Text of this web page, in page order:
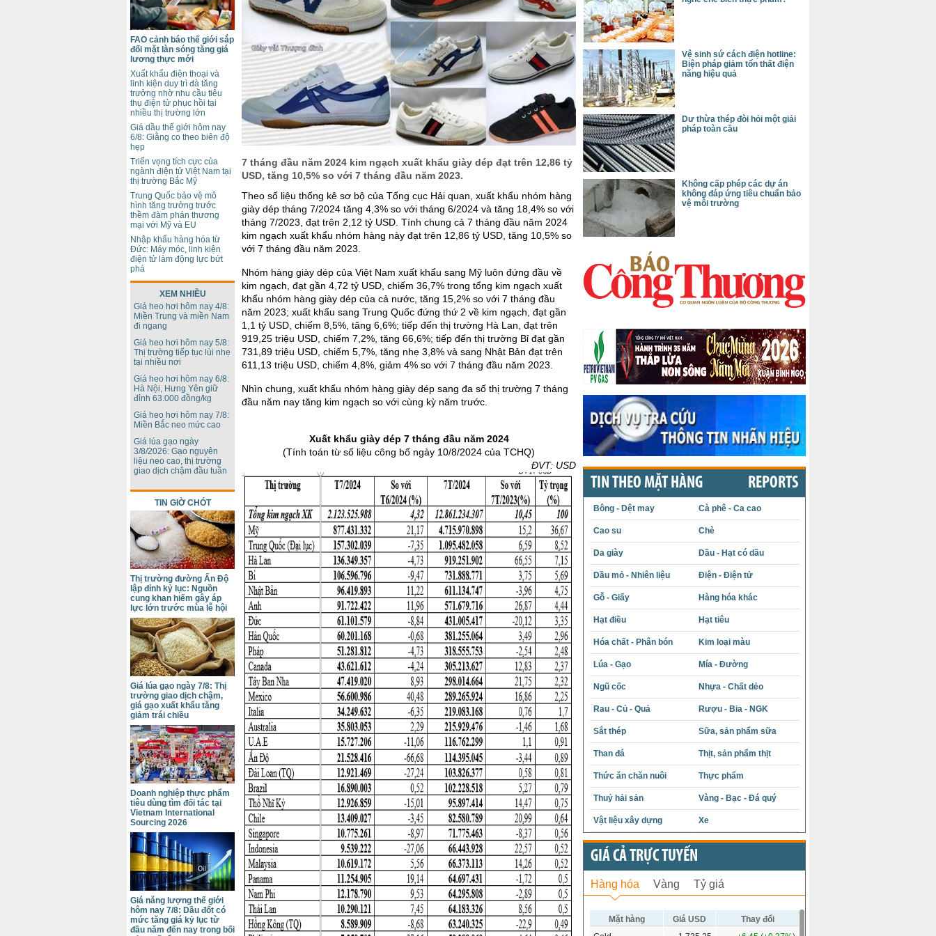
7 tháng đầu năm 2024 kim ngạch xuất khẩu giày dép đạt trên 12,86 tỷ
USD, tăng 10,5% so với 7 tháng đầu năm 2023.
Theo số liệu thống kê sơ bộ của Tổng cục Hải quan, xuất khẩu nhóm hàng
giày dép tháng 7/2024 tăng 4,3% so với tháng 6/2024 và tăng 18,4% so với
tháng 7/2023, đạt trên 2,12 tỷ USD. Tính chung cả 7 tháng đầu năm 2024
kim ngạch xuất khẩu nhóm hàng này đạt trên 12,86 tỷ USD, tăng 10,5% so
với 7 tháng đầu năm 2023.
Nhóm hàng giày dép của Việt Nam xuất khẩu sang Mỹ luôn đứng đầu về
kim ngạch, đạt gần 4,72 tỷ USD, chiếm 36,7% trong tổng kim ngạch xuất
khẩu nhóm hàng giày dép của cả nước, tăng 15,2% so với 7 tháng đầu
năm 2023; xuất khẩu sang Trung Quốc đứng thứ 2 về kim ngạch, đạt gần
1,1 tỷ USD, chiếm 8,5%, tăng 6,6%; tiếp đến thị trường Hà Lan, đạt trên
919,25 triệu USD, chiếm 7,2%, tăng 66,6%; tiếp đến thị trường Bỉ đạt gần
731,89 triệu USD, chiếm 5,7%, tăng nhẹ 3,8% và sang Nhật Bản đạt trên
611,13 triệu USD, chiếm 4,8%, giảm 4% so với 7 tháng đầu năm 2023.
Nhìn chung, xuất khẩu nhóm hàng giày dép sang đa số thị trường 7 tháng
đầu năm nay tăng kim ngạch so với cùng kỳ năm trước.
Xuất khẩu giày dép 7 tháng đầu năm 2024
(Tính toán từ số liệu công bố ngày 10/8/2024 của TCHQ)
ĐVT: USD
FAO cảnh báo thế giới sắp
đối mặt làn sóng tăng giá
lương thực mới
Xuất khẩu điện thoại và
linh kiện duy trì đà tăng
trưởng nhờ nhu cầu tiêu
thụ điện tử phục hồi tại
nhiều thị trường lớn
Giá dầu thế giới hôm nay
6/8: Giằng co theo biên độ
hẹp
Triển vọng tích cực của
ngành điện tử Việt Nam tại
thị trường Bắc Mỹ
Trung Quốc bảo vệ mô
hình tăng trưởng trước
thềm đàm phán thương
mại với Mỹ và EU
Nhập khẩu hàng hóa từ
Đức: Máy móc, linh kiện
điện tử làm động lực bứt
phá
XEM NHIỀU
Giá heo hơi hôm nay 4/8:
Miền Trung và miền Nam
đi ngang
Giá heo hơi hôm nay 5/8:
Thị trường tiếp tục lùi nhẹ
tại nhiều nơi
Giá heo hơi hôm nay 6/8:
Hà Nội, Hưng Yên giữ
đỉnh 63.000 đồng/kg
Giá heo hơi hôm nay 7/8:
Miền Bắc neo mức cao
Giá lúa gạo ngày
3/8/2026: Gạo nguyên
liệu neo cao, thị trường
giao dịch chậm đầu tuần
TIN GIỜ CHÓT
Thị trường đường Ấn Độ
lập đỉnh kỷ lục: Nguồn
cung khan hiếm gây áp
lực lớn trước mùa lễ hội
Giá lúa gạo ngày 7/8: Thị
trường giao dịch chậm,
giá gạo xuất khẩu tăng
giảm trái chiều
Doanh nghiệp thực phẩm
tiêu dùng tìm đối tác tại
Vietnam International
Sourcing 2026
Giá năng lượng thế giới
hôm nay 7/8: Dầu đốt có
mức tăng giá kỷ lục từ
đầu năm đến nay trong bối
Vệ sinh sứ cách điện hotline:
Biện pháp giảm tổn thất điện
năng hiệu quả
Dư thừa thép đòi hỏi một giải
pháp toàn cầu
Không cấp phép các dự án
không đáp ứng tiêu chuẩn bảo
vệ môi trường
TIN THEO MẶT HÀNG REPORTS
Bông - Dệt may Cà phê - Ca cao
Cao su Chè
Da giày Dầu - Hạt có dầu
Dầu mỏ - Nhiên liệu Điện - Điện tử
Gỗ - Giấy Hàng hóa khác
Hạt điều Hạt tiêu
Hóa chất - Phân bón Kim loại màu
Lúa - Gạo Mía - Đường
Ngũ cốc Nhựa - Chất dẻo
Rau - Củ - Quả Rượu - Bia - NGK
Sắt thép Sữa, sản phẩm sữa
Than đá Thịt, sản phẩm thịt
Thức ăn chăn nuôi Thực phẩm
Thuỷ hải sản Vàng - Bạc - Đá quý
Vật liệu xây dựng Xe
GIÁ CẢ TRỰC TUYẾN
Hàng hóa Vàng Tỷ giá
Mặt hàng Giá USD
Thay đổi